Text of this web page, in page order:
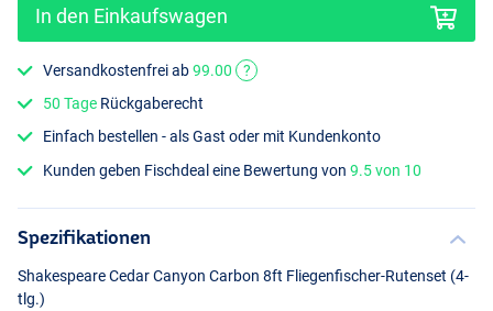
#7/8
In den Einkaufswagen
Versandkostenfrei ab99.00
?
50 Tage Rückgaberecht
Einfach bestellen - als Gast oder mit Kundenkonto
Kunden geben Fischdeal eine Bewertung von9.5 von 10
Spezifikationen
Shakespeare Cedar Canyon Carbon 8ft Fliegenfischer-Rutenset (4-
tlg.)